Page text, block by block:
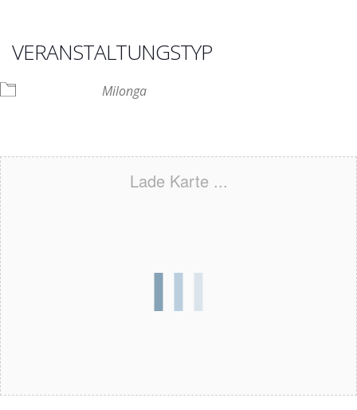
VERANSTALTUNGSTYP
Milonga
Lade Karte ...